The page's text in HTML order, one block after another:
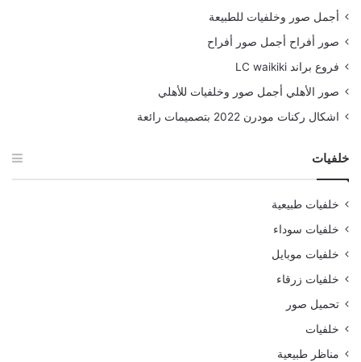
أجمل صور وخلفيات للطبيعة
صور أفراح أجمل صور أفراح
فروع براند LC waikiki
صور الأهلي أجمل صور وخلفيات للأهلي
اشكال ركنات مودرن 2022 بتصميمات رائعة
خلفيات
خلفيات طبيعية
خلفيات سوداء
خلفيات موبايل
خلفيات زرقاء
تحميل صور
خلفيات
مناظر طبيعية